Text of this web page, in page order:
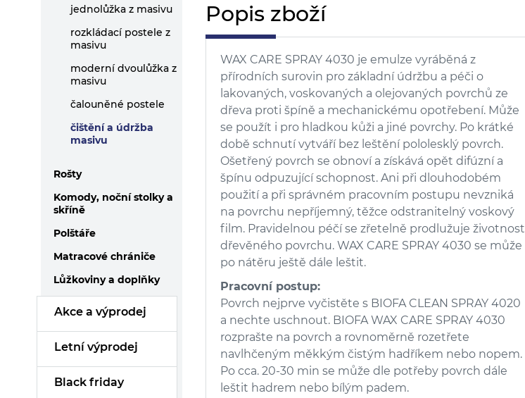
jednolůžka z masivu
rozkládací postele z
masivu
moderní dvoulůžka z
masivu
čalouněné postele
čištění a údržba
masivu
Rošty
Komody, noční stolky a
skříně
Polštáře
Matracové chrániče
Lůžkoviny a doplňky
Akce a výprodej
Letní výprodej
Black friday
Popis zboží
WAX CARE SPRAY 4030 je emulze vyráběná z
přírodních surovin pro základní údržbu a péči o
lakovaných, voskovaných a olejovaných povrchů ze
dřeva proti špíně a mechanickému opotřebení. Může
se použít i pro hladkou kůži a jiné povrchy. Po krátké
době schnutí vytváří bez leštění pololesklý povrch.
Ošetřený povrch se obnoví a získává opět difúzní a
špínu odpuzující schopnost. Ani při dlouhodobém
použití a při správném pracovním postupu nevzniká
na povrchu nepříjemný, těžce odstranitelný voskový
film. Pravidelnou péčí se zřetelně prodlužuje životnost
dřevěného povrchu. WAX CARE SPRAY 4030 se může
po nátěru ještě dále leštit.
Pracovní postup:
Povrch nejprve vyčistěte s BIOFA CLEAN SPRAY 4020
a nechte uschnout. BIOFA WAX CARE SPRAY 4030
rozprašte na povrch a rovnoměrně rozetřete
navlhčeným měkkým čistým hadříkem nebo nopem.
Po cca. 20-30 min se může dle potřeby povrch dále
leštit hadrem nebo bílým padem.